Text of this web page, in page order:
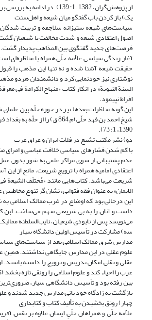
از پژوهش‌گران، 1382، 1: 139). در ادامه به بررسی برخی از مصادیق آنها پرداخته می‌شود:
یک) باز کردن باب گفتگو میان شیعه و اهل‌سنت
سیاست‌های شیعه ستیزانه سلاجقه و تربیت شدگان
اصول اعتقادی شیعه و شدت مخالفت با شیعیان
فرصت‌های جدید گفتگوی بین المذاهب پدیدار گشت.
نوشتاری نیز خودنمایی کرد و دانشمندان هردو
السنة النبویة» در انکار کتاب «منهاج الکرامة فی
افراط نپیمود.
شیخ احمد بن فهد حلّی (م
1390، 1: 73).
دو) نشر مکتب تشیع در فلات ایران و عراق عرب
با کم شدن فشارهای سیاسی خلافت عباسی و
عدم پشتیبانی از سوی مراکز علمی به شور بدون
اعتقادی امامیه همراه با ترویج شریعت، مانع از
شریعت می‌باشد. کتاب‌هایی مانند «مُختلَف الشیعة فی
الایمان» به عنوان فقه فتوایی، نشان گر تنوع
این درحالی بود که اوضاع در غرب ممالک اسلامی
می‌نویسد پس از نابودی شیعیان، نایب‌السلطنه ممالیک، با
سه) مشارکت در تأسیس اولین دانشگاه سیار
مدارس شرق ممالک اسلامی بعد از سیاست‌های سیاسی
علوم عقلی در این مدارس جایگاهی نداشتند.
عقلی و نقلی امکان تدریس و ترویج را داشته
بین رفته بود و تأسیس دانشگاهی سیار،
بازگشت به زادگاه خود بانی مدارس جدید شدند و علوم
چهار) رونق بخشیدن به تألیف کتاب و کتابداری
علاّمه حلّی و همراهان حلّیِ ایشان علاوه بر نقش